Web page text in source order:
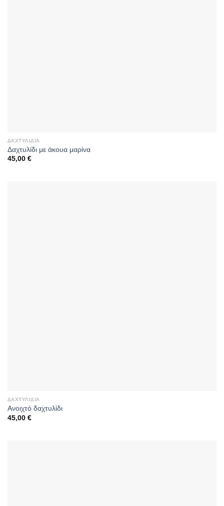
ΔΑΧΤΥΛΊΔΙΑ
Δαχτυλίδι με άκουα μαρίνα
45,00 €
ΔΑΧΤΥΛΊΔΙΑ
Ανοιχτό δαχτυλίδι
45,00 €